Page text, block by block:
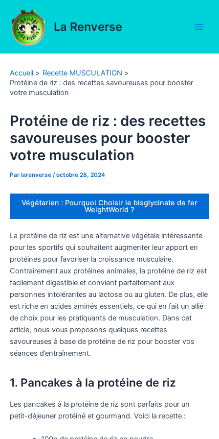
contenu
La Renverse
Accueil
Recette MUSCULATION
Protéine de riz : des recettes savoureuses pour booster
votre musculation
Protéine de riz : des recettes
savoureuses pour booster
votre musculation
Par larenverse /octobre 28, 2024
Végétarien : Pourquoi Choisir le bisglycinate de fer
WeightWorld ?
La protéine de riz est une alternative végétale intéressante
pour les sportifs qui souhaitent augmenter leur apport en
protéines pour favoriser la croissance musculaire.
Contrairement aux protéines animales, la protéine de riz est
facilement digestible et convient parfaitement aux
personnes intolérantes au lactose ou au gluten. De plus, elle
est riche en acides aminés essentiels, ce qui en fait un allié
de choix pour les pratiquants de musculation. Dans cet
article, nous vous proposons quelques recettes
savoureuses à base de protéine de riz pour booster vos
séances d’entraînement.
1. Pancakes à la protéine de riz
Les pancakes à la protéine de riz sont parfaits pour un
petit-déjeuner protéiné et gourmand. Voici la recette :